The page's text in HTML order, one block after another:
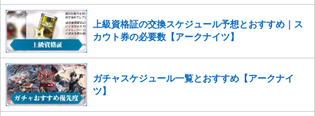
上級資格証の交換スケジュール予想とおすすめ｜ス
カウト券の必要数【アークナイツ】
ガチャスケジュール一覧とおすすめ【アークナイ
ツ】